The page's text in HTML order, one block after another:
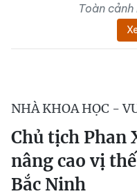
Toàn cảnh
NHÀ KHOA HỌC -
Chủ tịch Phan
nâng cao vị
Bắc Ninh